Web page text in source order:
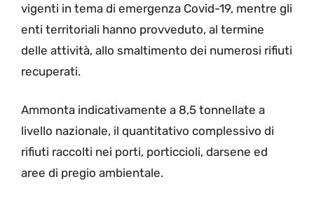
vigenti in tema di emergenza Covid-19, mentre gli
enti territoriali hanno provveduto, al termine
delle attività, allo smaltimento dei numerosi rifiuti
recuperati.
Ammonta indicativamente a 8,5 tonnellate a
livello nazionale, il quantitativo complessivo di
rifiuti raccolti nei porti, porticcioli, darsene ed
aree di pregio ambientale.